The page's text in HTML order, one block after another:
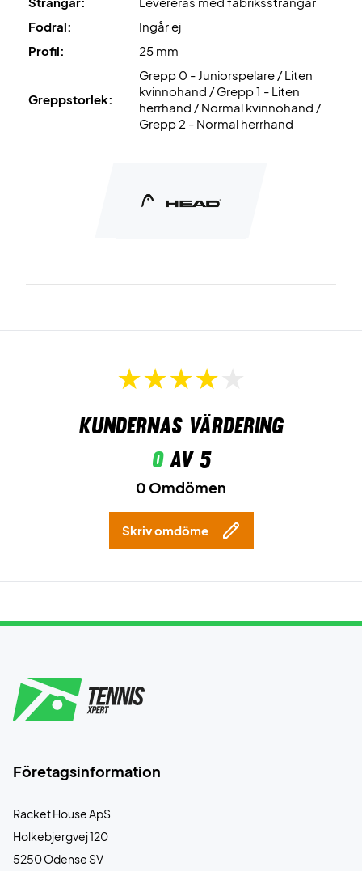
Levereras utan fodral!
Fodral:
Ingår ej
Profil:
25 mm
Greppstorlek:
Grepp 0 - Juniorspelare / Liten
kvinnohand / Grepp 1 - Liten
herrhand / Normal kvinnohand /
Grepp 2 - Normal herrhand
Kundernas värdering
0av 5
0 Omdömen
Skriv omdöme
Företagsinformation
Racket House ApS
Holkebjergvej 120
5250 Odense SV